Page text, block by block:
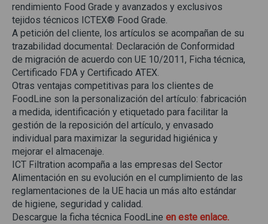
rendimiento Food Grade y avanzados y exclusivos
tejidos técnicos ICTEX® Food Grade.
A petición del cliente, los artículos se acompañan de su
trazabilidad documental: Declaración de Conformidad
de migración de acuerdo con UE 10/2011, Ficha técnica,
Certificado FDA y Certificado ATEX.
Otras ventajas competitivas para los clientes de
FoodLine son la personalización del artículo: fabricación
a medida, identificación y etiquetado para facilitar la
gestión de la reposición del artículo, y envasado
individual para maximizar la seguridad higiénica y
mejorar el almacenaje.
ICT Filtration acompaña a las empresas del Sector
Alimentación en su evolución en el cumplimiento de las
reglamentaciones de la UE hacia un más alto estándar
de higiene, seguridad y calidad.
Descargue la ficha técnica FoodLine en este enlace.